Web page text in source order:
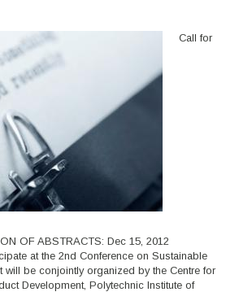
Call for
OF ABSTRACTS: Dec 15, 2012
at the 2nd Conference on Sustainable
will be conjointly organized by the Centre for
Development, Polytechnic Institute of